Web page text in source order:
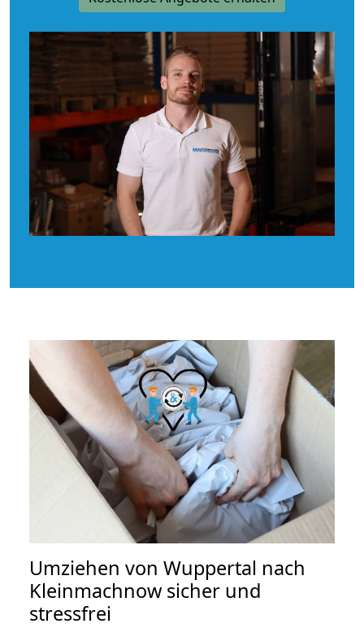
Umziehen von Wuppertal nach
Kleinmachnow sicher und
stressfrei